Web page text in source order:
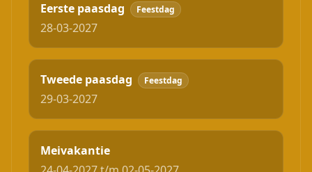
Eerste paasdag Feestdag
28-03-2027
Tweede paasdag Feestdag
29-03-2027
Meivakantie